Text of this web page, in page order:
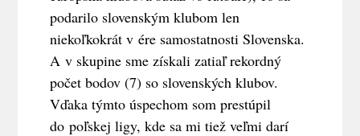
podarilo slovenským klubom len
niekoľkokrát v ére samostatnosti Slovenska.
A v skupine sme získali zatiaľ rekordný
počet bodov (7) so slovenských klubov.
Vďaka týmto úspechom som prestúpil
do poľskej ligy, kde sa mi tiež veľmi darí